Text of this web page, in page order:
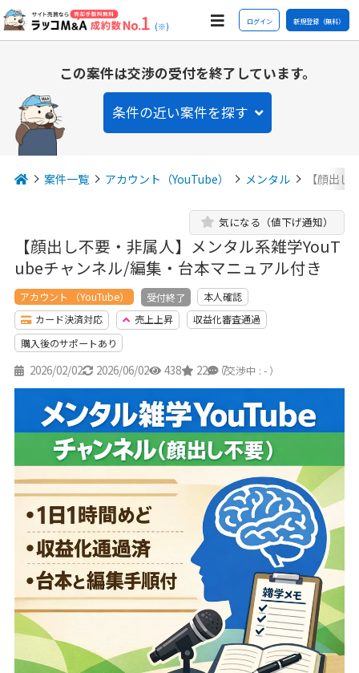
(※) ログイン 新規登録（無料）
この案件は交渉の受付を終了しています。
条件の近い案件を探す
案件一覧 アカウント（YouTube） メンタル 【顔出
【顔出し不要・非属人】メンタル系雑学YouT
ubeチャンネル/編集・台本マニュアル付き
気になる（値下げ通知）
アカウント （YouTube） 受付終了
本人確認
カード決済対応
売上上昇
収益化審査通過
購入後のサポートあり
2026/02/02 2026/06/02 438 22 7
（交渉中 : - ）